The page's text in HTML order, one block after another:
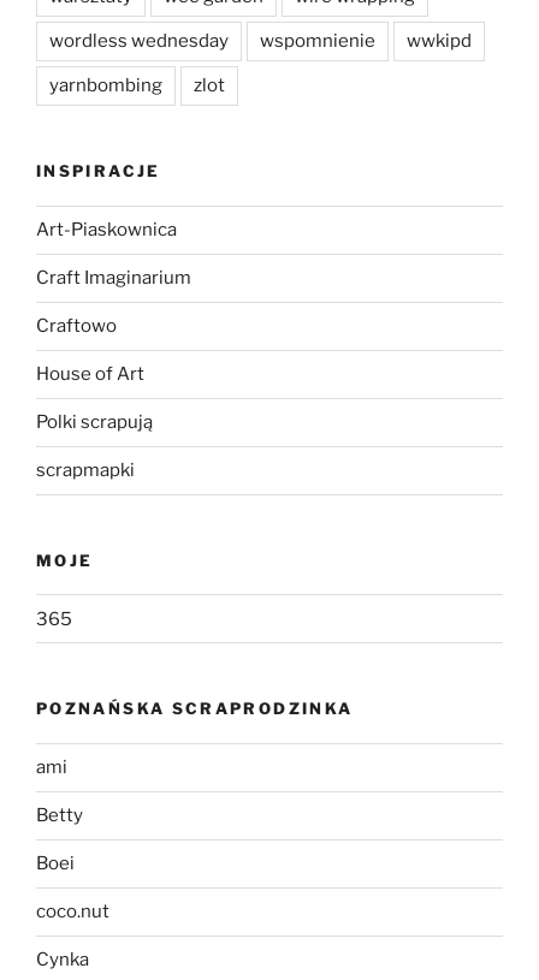
wordless wednesday wspomnienie wwkipd
yarnbombing zlot
INSPIRACJE
Art-Piaskownica
Craft Imaginarium
Craftowo
House of Art
Polki scrapują
scrapmapki
MOJE
365
POZNAŃSKA SCRAPRODZINKA
ami
Betty
Boei
coco.nut
Cynka